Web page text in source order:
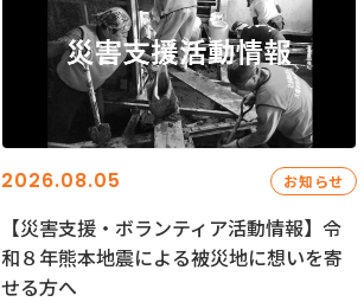
2026.08.05 お知らせ
【災害支援・ボランティア活動情報】令
和８年熊本地震による被災地に想いを寄
せる方へ